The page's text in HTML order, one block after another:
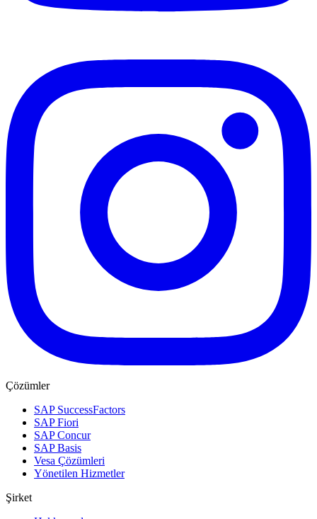
Çözümler
SAP SuccessFactors
SAP Fiori
SAP Concur
SAP Basis
Vesa Çözümleri
Yönetilen Hizmetler
Şirket